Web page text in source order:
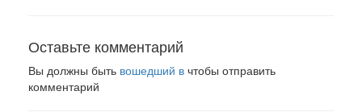
Оставьте комментарий
Вы должны быть вошедший в чтобы отправить
комментарий